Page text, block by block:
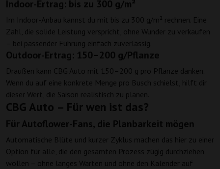
Indoor-Ertrag: bis zu 300 g/m²
Im Indoor-Anbau kannst du mit bis zu 300 g/m² rechnen. Eine
Zahl, die solide Leistung verspricht, ohne Wunder zu verkaufen
– bei passender Führung einfach zuverlässig.
Outdoor-Ertrag: 150–200 g/Pflanze
Draußen kann CBG Auto mit 150–200 g pro Pflanze danken.
Wenn du auf eine konkrete Menge pro Busch schielst, hilft dir
dieser Wert, die Saison realistisch zu planen.
CBG Auto – Für wen ist das?
Für Autoflower-Fans, die Planbarkeit mögen
Automatische Blüte und kurzer Zyklus machen das hier zu einer
Option für alle, die den gesamten Prozess zügig durchziehen
wollen – ohne langes Warten und ohne den Kalender auf